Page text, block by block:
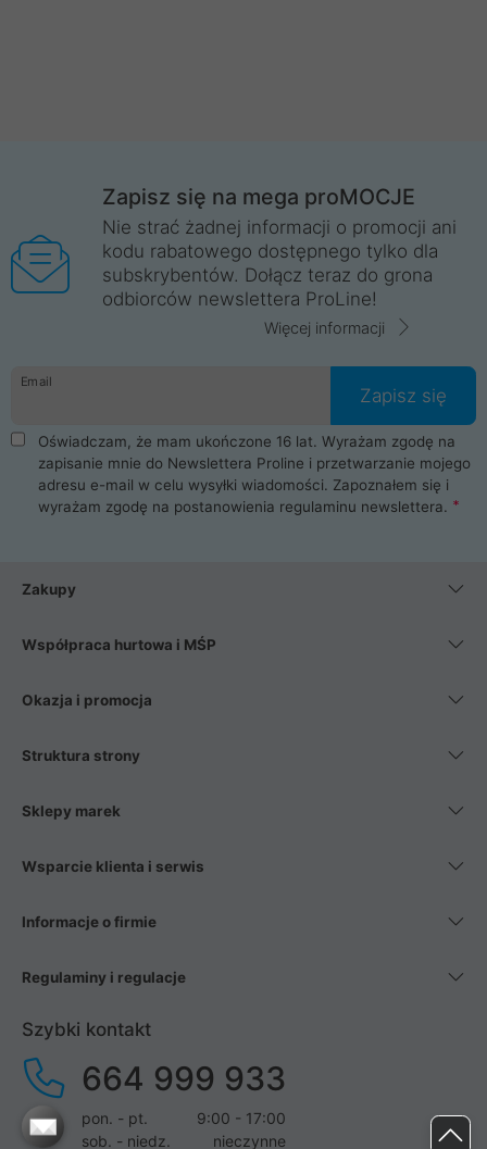
Zapisz się na mega proMOCJE
Nie strać żadnej informacji o promocji ani
kodu rabatowego dostępnego tylko dla
subskrybentów. Dołącz teraz do grona
odbiorców newslettera ProLine!
Więcej informacji
Email
Zapisz się
Oświadczam, że mam ukończone 16 lat. Wyrażam zgodę na
zapisanie mnie do Newslettera Proline i przetwarzanie mojego
adresu e-mail w celu wysyłki wiadomości. Zapoznałem się i
wyrażam zgodę na postanowienia regulaminu newslettera.
Zakupy
Współpraca hurtowa i MŚP
Okazja i promocja
Struktura strony
Sklepy marek
Wsparcie klienta i serwis
Informacje o firmie
Regulaminy i regulacje
Szybki kontakt
664 999 933
pon. - pt.
9:00 - 17:00
sob. - niedz.
nieczynne